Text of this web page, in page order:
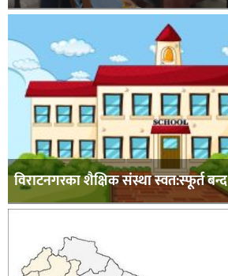
विराटनगरका शैक्षिक संस्था स्वत:स्फूर्त बन्द